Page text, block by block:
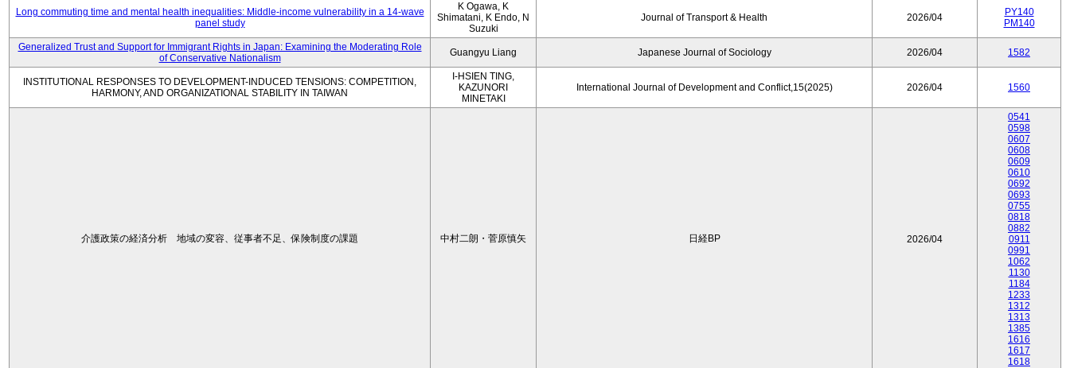
Long commuting time and mental health inequalities: Middle-income vulnerability in a 14-wave
panel study
K Ogawa, K
Shimatani, K Endo, N
Suzuki
Journal of Transport & Health 2026/04
PY140
PM140
Generalized Trust and Support for Immigrant Rights in Japan: Examining the Moderating Role
of Conservative Nationalism
Guangyu Liang Japanese Journal of Sociology 2026/04 1582
INSTITUTIONAL RESPONSES TO DEVELOPMENT-INDUCED TENSIONS: COMPETITION,
HARMONY, AND ORGANIZATIONAL STABILITY IN TAIWAN
I-HSIEN TING,
KAZUNORI
MINETAKI
International Journal of Development and Conflict,15(2025) 2026/04 1560
介護政策の経済分析 地域の変容、従事者不足、保険制度の課題 中村二朗・菅原慎矢 日経BP 2026/04
0541
0598
0607
0608
0609
0610
0692
0693
0755
0818
0882
0911
0991
1062
1130
1184
1233
1312
1313
1385
1616
1617
1618